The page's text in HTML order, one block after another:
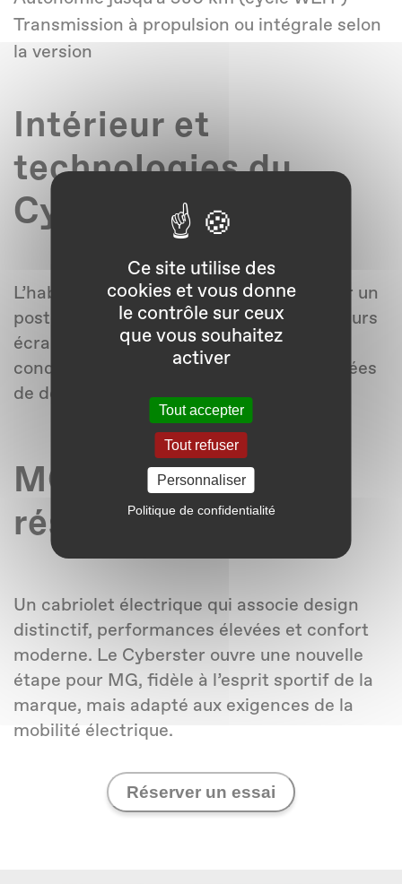
Transmission à propulsion ou intégrale selon
la version
Intérieur et
technologies du
Cyberster
L’habitacle du Cyberster se distingue par un
poste de conduite numérique avec plusieurs
écrans, une ergonomie pensée pour le
conducteur et des technologies connectées
de dernière génération.
MG Cyberster en
résumé
Un cabriolet électrique qui associe design
distinctif, performances élevées et confort
moderne. Le Cyberster ouvre une nouvelle
étape pour MG, fidèle à l’esprit sportif de la
marque, mais adapté aux exigences de la
mobilité électrique.
Réserver un essai
Ce site utilise des
cookies et vous donne
le contrôle sur ceux
que vous souhaitez
activer
Tout accepter
Tout refuser
Personnaliser
Politique de confidentialité